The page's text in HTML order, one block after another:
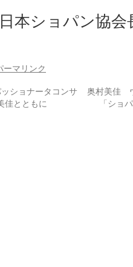
本ショパン協会
ーマリンク
ショナータコンサ
佳とともに
奥村美佳
「ショ